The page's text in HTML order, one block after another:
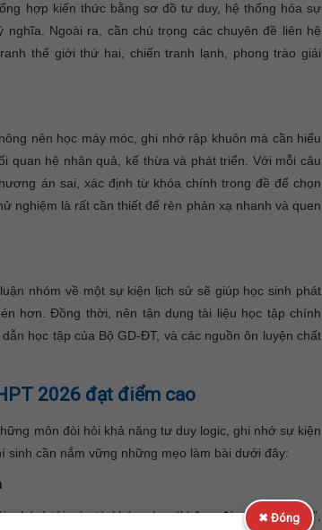
hợp kiến thức bằng sơ đồ tư duy, hệ thống hóa sự
Ngoài ra, cần chú trọng các chuyên đề liên hệ
thế giới thứ hai, chiến tranh lạnh, phong trào giải
nên học máy móc, ghi nhớ rập khuôn mà cần hiểu
quan hệ nhân quả, kế thừa và phát triển. Với mỗi câu
án sai, xác định từ khóa chính trong đề để chọn
nghiệm là rất cần thiết để rèn phản xạ nhanh và quen
nhóm về một sự kiện lịch sử sẽ giúp học sinh phát
hơn. Đồng thời, nên tận dụng tài liệu học tập chính
học tập của Bộ GD-ĐT, và các nguồn ôn luyện chất
2026 đạt điểm cao
môn đòi hỏi khả năng tư duy logic, ghi nhớ sự kiện
sinh cần nắm vững những mẹo làm bài dưới đây:
ý tới các từ khóa như: “không đúng”, “chủ yếu”,
✖ Đóng